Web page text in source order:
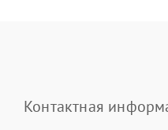
Контактная